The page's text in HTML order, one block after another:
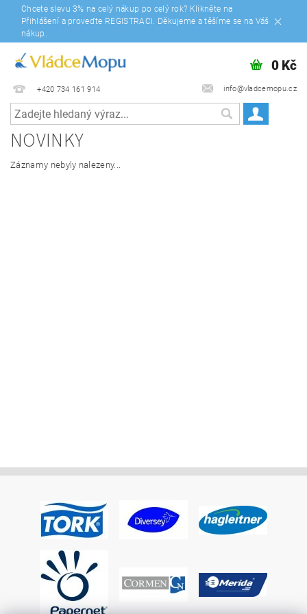
Chcete slevu 3% na celý nákup po celý rok? Klikněte na
Přihlášení a proveďte REGISTRACI. Děkujeme a těšíme se na Váš
nákup.
+420 734 161 914 info@vladcemopu.cz
0 Kč
NOVINKY
Záznamy nebyly nalezeny...